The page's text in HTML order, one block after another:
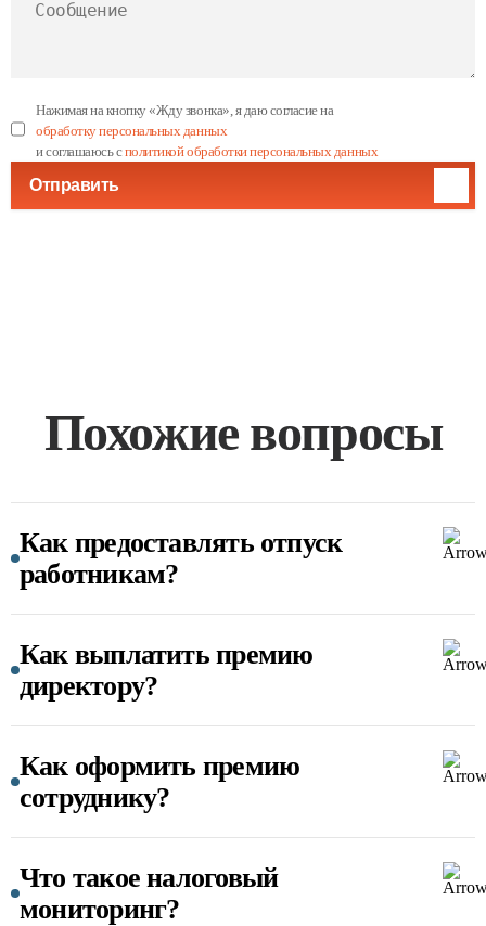
Нажимая на кнопку «Жду звонка», я даю согласие на
обработку персональных данных
и соглашаюсь сполитикой обработки персональных данных
Отправить
Похожие вопросы
Как предоставлять отпуск
работникам?
Как выплатить премию
директору?
Как оформить премию
сотруднику?
Что такое налоговый
мониторинг?